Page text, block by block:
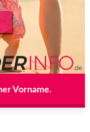
Vorname.